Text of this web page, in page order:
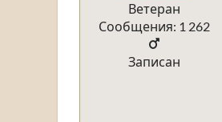
Ветеран
Сообщения: 1 262
Записан